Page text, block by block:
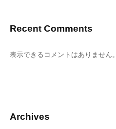
Recent Comments
表示できるコメントはありません。
Archives